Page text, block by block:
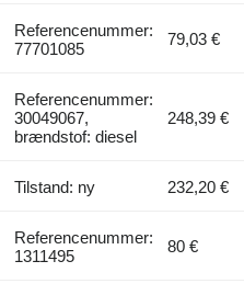
Referencenummer:
77701085
79,03 €
Referencenummer:
30049067,
brændstof: diesel
248,39 €
Tilstand: ny 232,20 €
Referencenummer:
1311495
80 €